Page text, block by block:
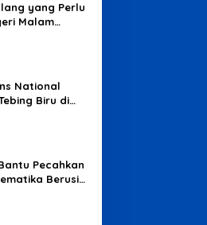
yang Perlu
Malam
National
Biru di
Pecahkan
Berusia